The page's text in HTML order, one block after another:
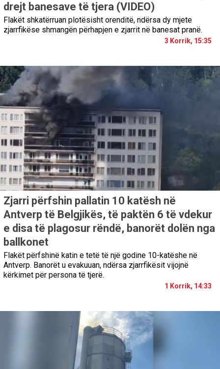
drejt banesave të tjera (VIDEO)
Flakët shkatërruan plotësisht orenditë, ndërsa dy mjete
zjarrfikëse shmangën përhapjen e zjarrit në banesat pranë.
3 Korrik, 15:35
Zjarri përfshin pallatin 10 katësh në
Antverp të Belgjikës, të paktën 6 të vdekur
e disa të plagosur rëndë, banorët dolën nga
ballkonet
Flakët përfshinë katin e tetë të një godine 10-katëshe në
Antverp. Banorët u evakuuan, ndërsa zjarrfikësit vijojnë
kërkimet për persona të tjerë.
1 Korrik, 14:33